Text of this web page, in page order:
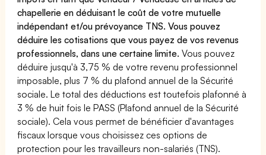
chapellerie en déduisant le coût de votre mutuelle
indépendant et/ou prévoyance TNS. Vous pouvez
déduire les cotisations que vous payez de vos revenus
professionnels, dans une certaine limite.Vous pouvez
déduire jusqu'à 3,75 % de votre revenu professionnel
imposable, plus 7 % du plafond annuel de la Sécurité
sociale. Le total des déductions est toutefois plafonné à
3 % de huit fois le PASS (Plafond annuel de la Sécurité
sociale). Cela vous permet de bénéficier d'avantages
fiscaux lorsque vous choisissez ces options de
protection pour les travailleurs non-salariés (TNS).